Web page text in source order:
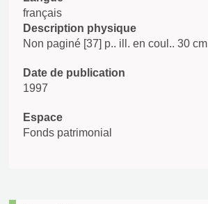
français
Description physique
Non paginé [37] p.. ill. en coul.. 30 cm
Date de publication
1997
Espace
Fonds patrimonial